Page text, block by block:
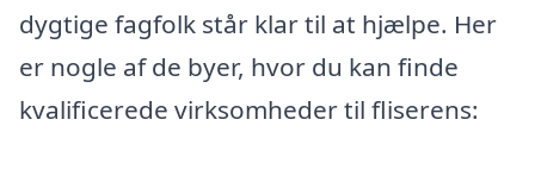
dygtige fagfolk står klar til at hjælpe. Her
er nogle af de byer, hvor du kan finde
kvalificerede virksomheder til fliserens: